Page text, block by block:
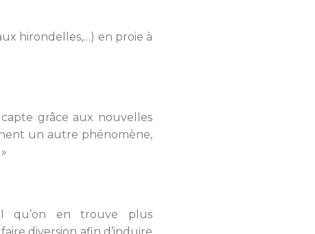
hirondelles,…) en proie à
grâce aux nouvelles
un autre phénomène,
il qu’on en trouve plus